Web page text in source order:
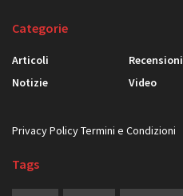
Categorie
Articoli
Notizie
Recensioni
Video
Privacy PolicyTermini e Condizioni
Tags